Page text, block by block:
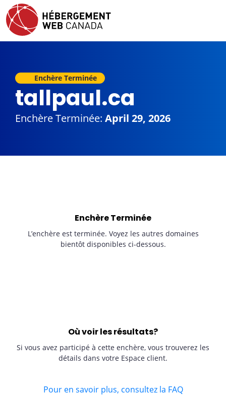
Enchère Terminée
tallpaul.ca
Enchère Terminée: April 29, 2026
Enchère Terminée
L’enchère est terminée. Voyez les autres domaines
bientôt disponibles ci-dessous.
Où voir les résultats?
Si vous avez participé à cette enchère, vous trouverez les
détails dans votre Espace client.
Pour en savoir plus, consultez la FAQ